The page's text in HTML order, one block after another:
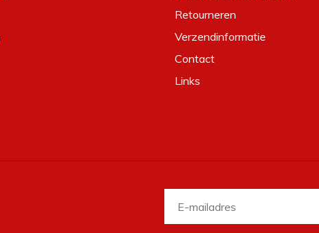
Retourneren
Verzendinformatie
Contact
Links